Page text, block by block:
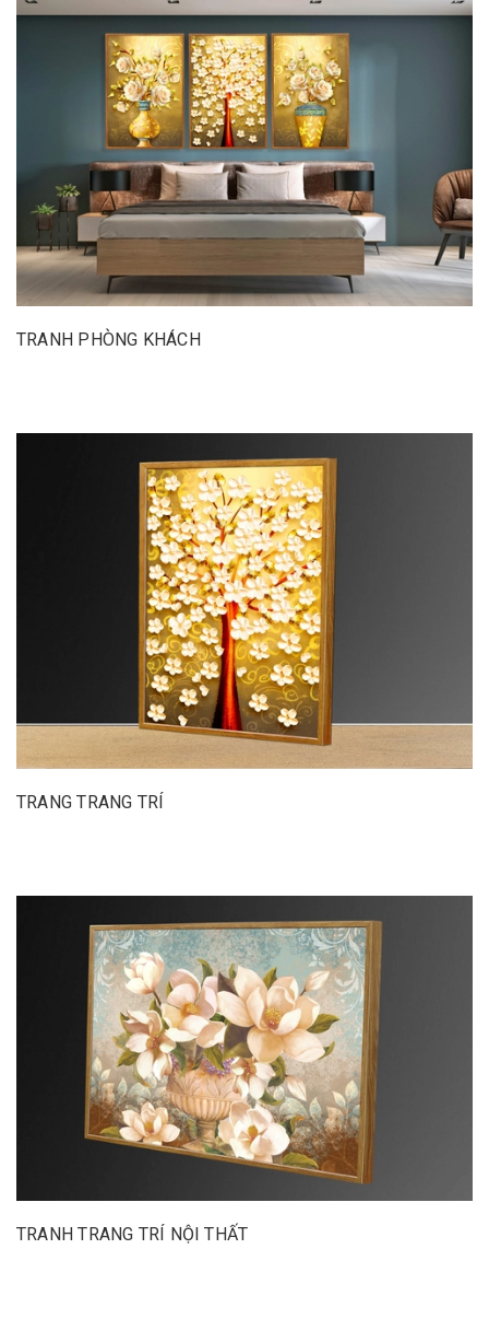
TRANH PHÒNG KHÁCH
TRANG TRANG TRÍ
TRANH TRANG TRÍ NỘI THẤT